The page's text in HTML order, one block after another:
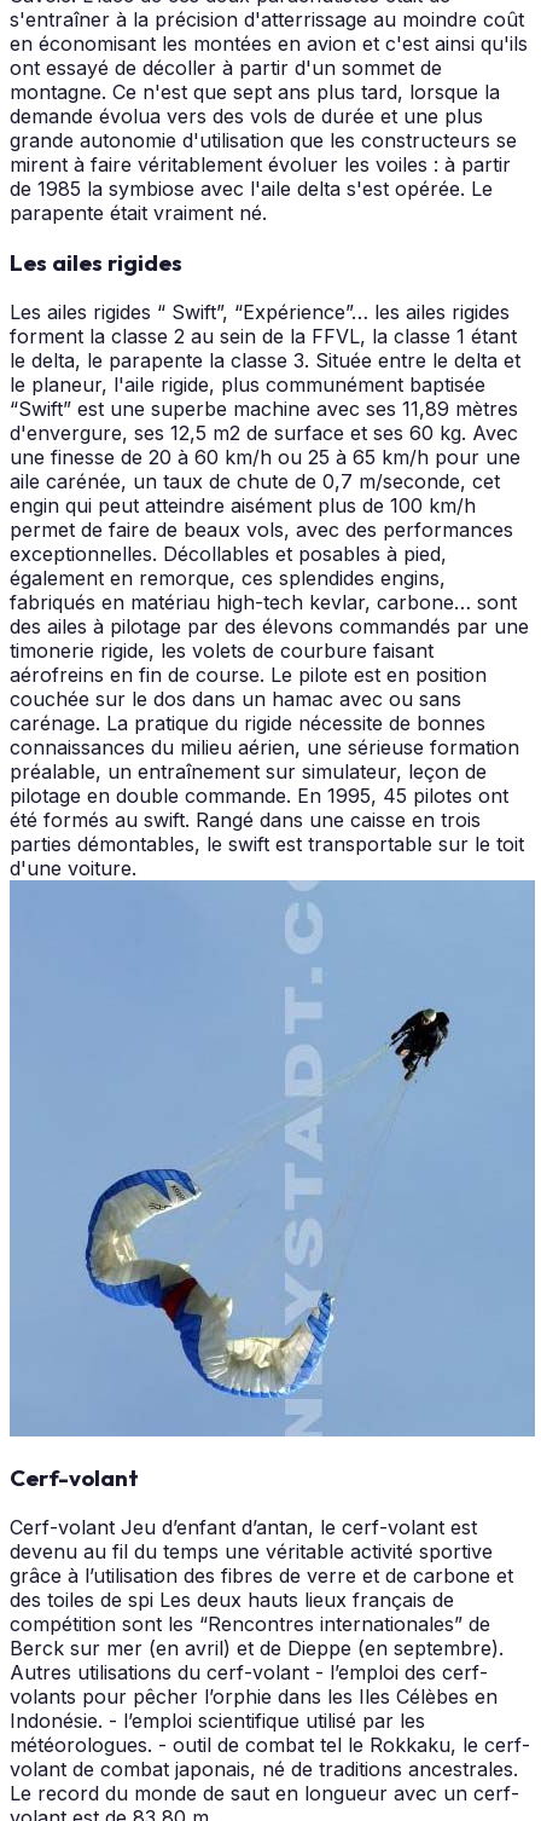
s'entraîner à la précision d'atterrissage au moindre coût
en économisant les montées en avion et c'est ainsi qu'ils
ont essayé de décoller à partir d'un sommet de
montagne. Ce n'est que sept ans plus tard, lorsque la
demande évolua vers des vols de durée et une plus
grande autonomie d'utilisation que les constructeurs se
mirent à faire véritablement évoluer les voiles : à partir
de 1985 la symbiose avec l'aile delta s'est opérée. Le
parapente était vraiment né.
Les ailes rigides
Les ailes rigides “ Swift”, “Expérience”… les ailes rigides
forment la classe 2 au sein de la FFVL, la classe 1 étant
le delta, le parapente la classe 3. Située entre le delta et
le planeur, l'aile rigide, plus communément baptisée
“Swift” est une superbe machine avec ses 11,89 mètres
d'envergure, ses 12,5 m2 de surface et ses 60 kg. Avec
une finesse de 20 à 60 km/h ou 25 à 65 km/h pour une
aile carénée, un taux de chute de 0,7 m/seconde, cet
engin qui peut atteindre aisément plus de 100 km/h
permet de faire de beaux vols, avec des performances
exceptionnelles. Décollables et posables à pied,
également en remorque, ces splendides engins,
fabriqués en matériau high-tech kevlar, carbone… sont
des ailes à pilotage par des élevons commandés par une
timonerie rigide, les volets de courbure faisant
aérofreins en fin de course. Le pilote est en position
couchée sur le dos dans un hamac avec ou sans
carénage. La pratique du rigide nécessite de bonnes
connaissances du milieu aérien, une sérieuse formation
préalable, un entraînement sur simulateur, leçon de
pilotage en double commande. En 1995, 45 pilotes ont
été formés au swift. Rangé dans une caisse en trois
parties démontables, le swift est transportable sur le toit
d'une voiture.
Cerf-volant
Cerf-volant Jeu d’enfant d’antan, le cerf-volant est
devenu au fil du temps une véritable activité sportive
grâce à l’utilisation des fibres de verre et de carbone et
des toiles de spi Les deux hauts lieux français de
compétition sont les “Rencontres internationales” de
Berck sur mer (en avril) et de Dieppe (en septembre).
Autres utilisations du cerf-volant - l’emploi des cerf-
volants pour pêcher l’orphie dans les Iles Célèbes en
Indonésie. - l’emploi scientifique utilisé par les
météorologues. - outil de combat tel le Rokkaku, le cerf-
volant de combat japonais, né de traditions ancestrales.
Le record du monde de saut en longueur avec un cerf-